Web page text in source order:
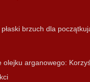
brzuch dla
olejku arganowego: